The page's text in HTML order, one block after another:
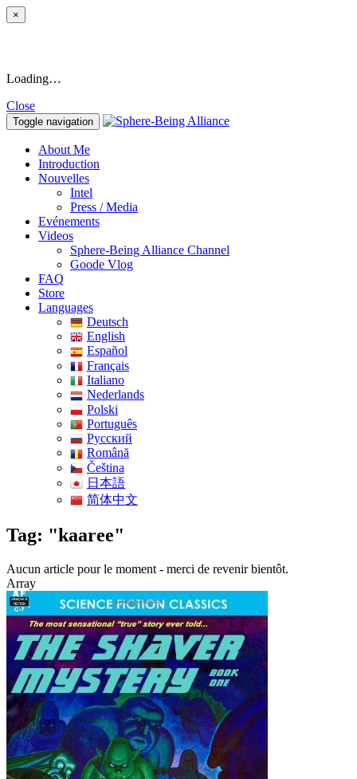
×
Loading…
Close
Toggle navigation
About Me
Introduction
Nouvelles
Intel
Press / Media
Evénements
Videos
Sphere-Being Alliance Channel
Goode Vlog
FAQ
Store
Languages
Deutsch
English
Español
Français
Italiano
Nederlands
Polski
Português
Pусский
Română
Čeština
日本語
简体中文
Tag: "kaaree"
Aucun article pour le moment - merci de revenir bientôt.
Array